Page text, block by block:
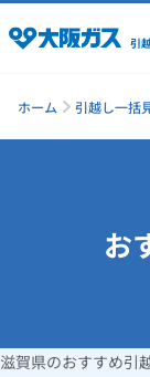
引
引越し費
ホーム
引越し一括
お
滋賀県のおすすめ引